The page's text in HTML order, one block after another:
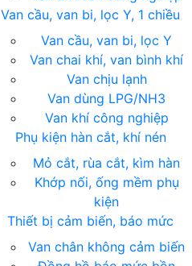
Van cầu, van bi, lọc Y, 1 chiều
Van cầu, van bi, lọc Y
Van chai khí, van bình khí
Van chịu lạnh
Van dùng LPG/NH3
Van khí công nghiệp
Phụ kiện hàn cắt, khí nén
Mỏ cắt, rùa cắt, kìm hàn
Khớp nối, ống mềm phụ
kiện
Thiết bị cảm biến, báo mức
Van chân không cảm biến